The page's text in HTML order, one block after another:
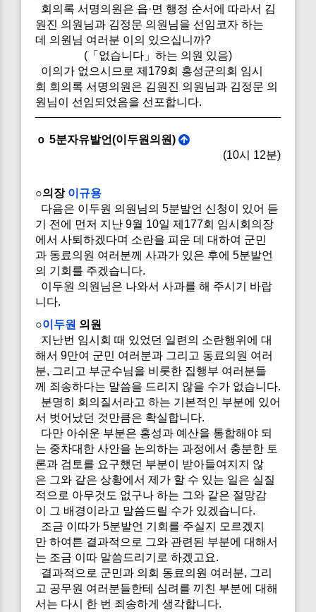
회의록 서명의원은 읍·면 행정 순서에 따라서 김
원진 의원님과 김정문 의원님을 선임코자 하는
데 의원님 여러분 이의 있으십니까?
(「없습니다」하는 의원 있음)
이의가 없으시므로 제179회 홍성군의회 임시
회 회의록 서명의원은 김원진 의원님과 김정문 의
원님이 선임되었음을 선포합니다.
ｏ 5분자유발언(이두원의원)
(10시 12분)
○의장 이규용
다음은 이두원 의원님의 5분발언 신청이 있어 듣
기 전에 먼저 지난 9월 10일 제177회 임시회의장
에서 사퇴하겠다며 소란을 피운 데 대하여 군민
과 동료의원 여러분께 사과가 있은 후에 5분발언
의 기회를 주겠습니다.
이두원 의원님은 나와서 사과를 해 주시기 바랍
니다.
○이두원 의원
지난번 임시회 때 있었던 일련의 소란행위에 대
해서 9만여 군민 여러분과 그리고 동료의원 여러
분, 그리고 부군수님을 비롯한 집행부 여러분들
께 죄송하다는 말씀을 드리지 않을 수가 없습니다.
분명히 회의질서라고 하는 기본적인 부분에 있어
서 벗어났던 것만큼은 확실합니다.
다만 아쉬운 부분은 홍성과 예산을 통합해야 되
는 중차대한 사안을 논의하는 과정에서 충분한 토
론과 검토를 요구했던 부분이 받아들여지지 않
은 그와 같은 상황에서 제가 할 수 있는 일은 실질
적으로 아무것도 없구나 하는 그와 같은 절망감
이 그 배경이라고 말씀드릴 수가 있겠습니다.
조금 이따가 5분발언 기회를 주실지 모르겠지
만 하여튼 결과적으로 그와 관련된 부분에 대해서
는 조금 이따 말씀드리기로 하겠고요.
결과적으로 군민과 의회 동료의원 여러분, 그리
고 공무원 여러분들한테 심려를 끼친 부분에 대해
서는 다시 한 번 죄송하게 생각합니다.